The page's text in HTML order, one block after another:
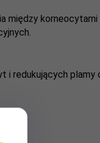
między
i redukujących plamy